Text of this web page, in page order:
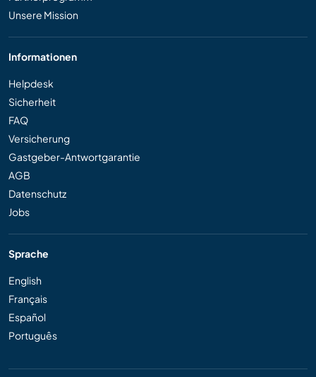
Unsere Mission
Informationen
Helpdesk
Sicherheit
FAQ
Versicherung
Gastgeber-Antwortgarantie
AGB
Datenschutz
Jobs
Sprache
English
Français
Español
Português